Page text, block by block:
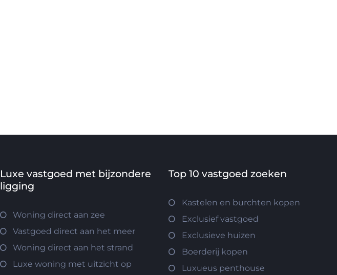
Luxe vastgoed met bijzondere
ligging
Woning direct aan zee
Vastgoed direct aan het meer
Woning direct aan het strand
Luxe woning met uitzicht op
Top 10 vastgoed zoeken
Kastelen en burchten kopen
Exclusief vastgoed
Exclusieve huizen
Boerderij kopen
Luxueus penthouse